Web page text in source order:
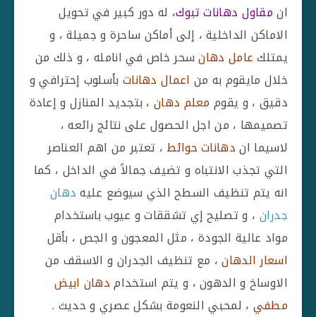
انمقاول دهانات تبوك، له دور كبير في تحويل
الاماكن الداخلية ، إلى أماكن ساحرة و جميلة ، و
يمتلكعامل دهانسحر خاص في انامله ، و ذلك من
خلال مايقوم به من اعمال دهانات بأسلوب إحترافي و
دقيق ، و يقوم معلم دهان، بتجديد المنازل و إعادة
تصميمها ، من اجل الحصول على نتائج رائعه ،
لاسيما اندهانات حوائط ، تعتبر من اهم العناصر
التي تجذب الانتباه و تضيف جمالاً في الداخل ، كما
انه يتم تنظيف السطح الذي سيوضع عليهدهان
جدران ، و تصليح إي تشققات و عيوب باستخدام
مواد عالية الجودة ، مثل المعجون و الجص ، بأقل
اسعار الدهان، مع تنظيف الجدران و الاسقف من
الاوساخ و الدهون ، و يتم استخدامدهان ابيض
مطفي ، لمحبي النعومة بشكل عصري و حديث .